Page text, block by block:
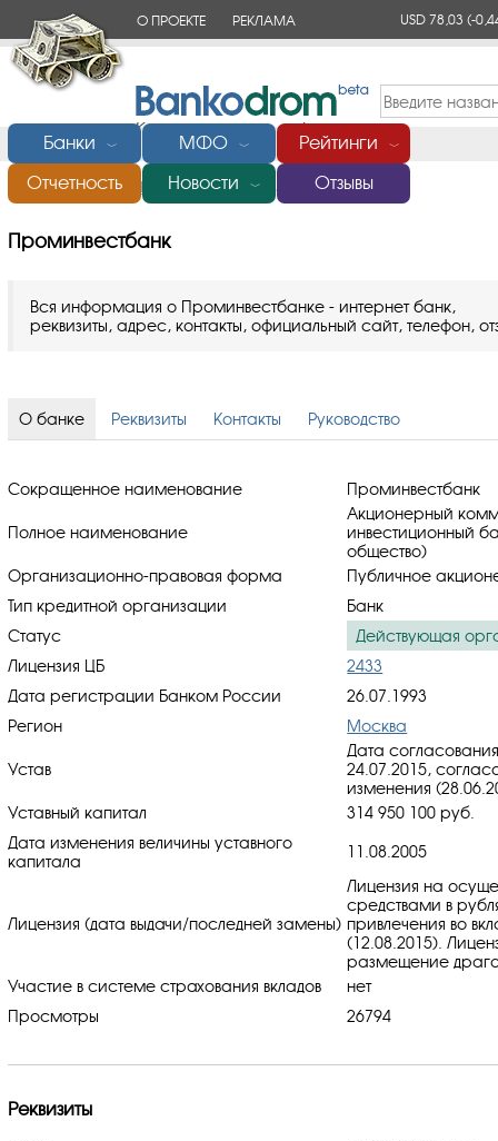
О ПРОЕКТЕ РЕКЛАМА USD 78,03(-
Банки ﹀ МФО ﹀ Рейтинги ﹀
Отчетность Новости ﹀ Отзывы
Главная/Банки России/Проминвестбанк
Проминвестбанк
Вся информация о Проминвестбанке - интернет банк,
реквизиты, адрес, контакты, официальный сайт, телефон,
О банке Реквизиты Контакты Руководство
Сокращенное наименование Проминвестбанк
Полное наименование
Акционерный
инвестиционный
общество)
Организационно-правовая форма
Публичное
Тип кредитной организации
Банк
Статус
Действующая
Лицензия ЦБ
2433
Дата регистрации Банком России
26.07.1993
Регион
Москва
Устав
Дата
24.07.2015,
изменения
Уставный капитал
314 950 100 руб.
Дата изменения величины уставного
капитала
11.08.2005
Лицензия (дата выдачи/последней замены)
Лицензия на
средствами в
привлечения во
(12.08.2015).
размещение
Участие в системе страхования вкладов
нет
Просмотры
26794
Реквизиты